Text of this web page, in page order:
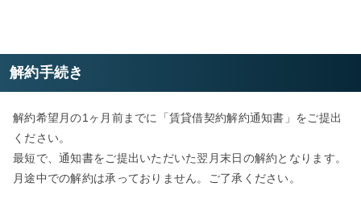
解約手続き
解約希望月の1ヶ月前までに「賃貸借契約解約通知書」をご提出
ください。
最短で、通知書をご提出いただいた翌月末日の解約となります。
月途中での解約は承っておりません。ご了承ください。